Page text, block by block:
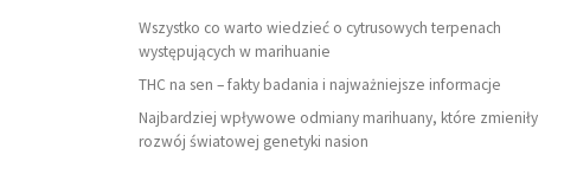
Wszystko co warto wiedzieć o cytrusowych terpenach
występujących w marihuanie
THC na sen – fakty badania i najważniejsze informacje
Najbardziej wpływowe odmiany marihuany, które zmieniły
rozwój światowej genetyki nasion